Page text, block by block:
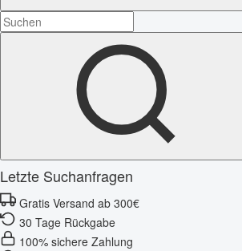
Letzte Suchanfragen
Gratis Versand ab 300€
30 Tage Rückgabe
100% sichere Zahlung